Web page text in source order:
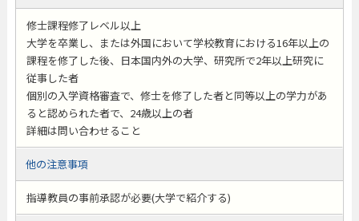
修士課程修了レベル以上
大学を卒業し、または外国において学校教育における16年以上の
課程を修了した後、日本国内外の大学、研究所で2年以上研究に
従事した者
個別の入学資格審査で、修士を修了した者と同等以上の学力があ
ると認められた者で、24歳以上の者
詳細は問い合わせること
他の注意事項
指導教員の事前承認が必要(大学で紹介する)